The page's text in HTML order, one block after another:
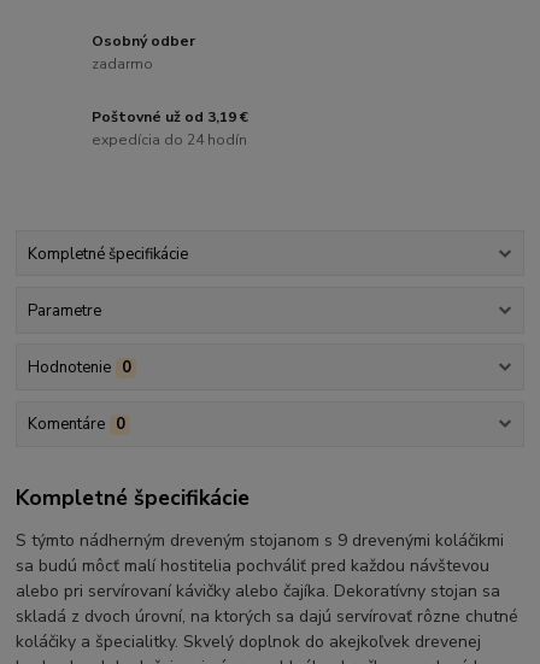
Osobný odber
zadarmo
Poštovné už od 3,19 €
expedícia do 24 hodín
Kompletné špecifikácie
Parametre
Hodnotenie 0
Komentáre 0
Kompletné špecifikácie
S týmto nádherným dreveným stojanom s 9 drevenými koláčikmi
sa budú môcť malí hostitelia pochváliť pred každou návštevou
alebo pri servírovaní kávičky alebo čajíka. Dekoratívny stojan sa
skladá z dvoch úrovní, na ktorých sa dajú servírovať rôzne chutné
koláčiky a špecialitky. Skvelý doplnok do akejkoľvek drevenej